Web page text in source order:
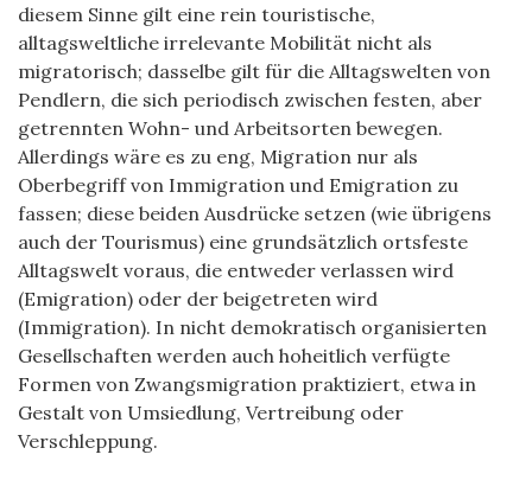
diesem Sinne gilt eine rein touristische,
alltagsweltliche irrelevante Mobilität nicht als
migratorisch; dasselbe gilt für die Alltagswelten von
Pendlern, die sich periodisch zwischen festen, aber
getrennten Wohn- und Arbeitsorten bewegen.
Allerdings wäre es zu eng, Migration nur als
Oberbegriff von Immigration und Emigration zu
fassen; diese beiden Ausdrücke setzen (wie übrigens
auch der Tourismus) eine grundsätzlich ortsfeste
Alltagswelt voraus, die entweder verlassen wird
(Emigration) oder der beigetreten wird
(Immigration). In nicht demokratisch organisierten
Gesellschaften werden auch hoheitlich verfügte
Formen von Zwangsmigration praktiziert, etwa in
Gestalt von Umsiedlung, Vertreibung oder
Verschleppung.